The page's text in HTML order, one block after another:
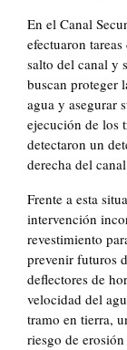
En el Canal
efectuaron
salto del canal y
buscan proteger
agua y asegurar
ejecución de los
detectaron un
derecha del
Frente a esta
intervención
revestimiento
prevenir futuros
deflectores de
velocidad del
tramo en tierra,
riesgo de